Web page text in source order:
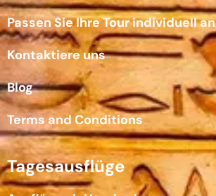
Passen Sie Ihre Tour individuell an
Kontaktiere uns
Blog
Terms and Conditions
Tagesausflüge